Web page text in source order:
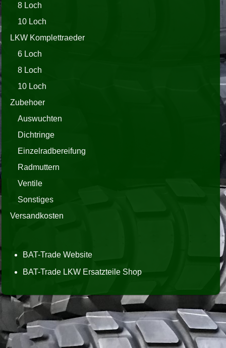
8 Loch
10 Loch
LKW Komplettraeder
6 Loch
8 Loch
10 Loch
Zubehoer
Auswuchten
Dichtringe
Einzelradbereifung
Radmuttern
Ventile
Sonstiges
Versandkosten
BAT-Trade Website
BAT-Trade LKW Ersatzteile Shop